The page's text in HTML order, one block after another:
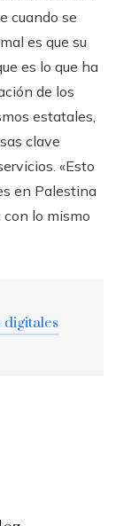
cuando se
es que su
es lo que ha
de los
estatales,
clave
«Esto
en Palestina
con lo mismo
digitales